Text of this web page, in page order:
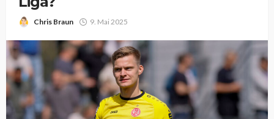
Chris Braun 9. Mai 2025